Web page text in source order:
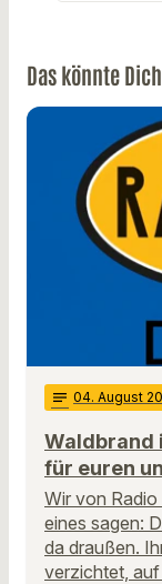
Das könnte
notes 04. August
Waldbrand
für euren
Wir von
eines sagen:
da draußen.
verzichtet,